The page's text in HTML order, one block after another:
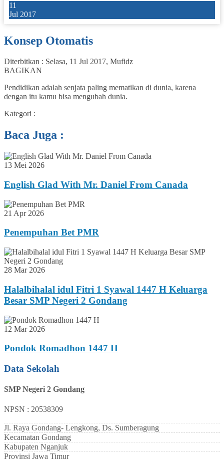
11
Jul 2017
Konsep Otomatis
Diterbitkan : Selasa, 11 Jul 2017, Mufidz
BAGIKAN
Pendidikan adalah senjata paling mematikan di dunia, karena
dengan itu kamu bisa mengubah dunia.
Kategori :
Baca Juga :
13 Mei 2026
English Glad With Mr. Daniel From Canada
21 Apr 2026
Penempuhan Bet PMR
28 Mar 2026
Halalbihalal idul Fitri 1 Syawal 1447 H Keluarga
Besar SMP Negeri 2 Gondang
12 Mar 2026
Pondok Romadhon 1447 H
Data Sekolah
SMP Negeri 2 Gondang
NPSN : 20538309
Jl. Raya Gondang- Lengkong, Ds. Sumberagung
Kecamatan Gondang
Kabupaten Nganjuk
Provinsi Jawa Timur